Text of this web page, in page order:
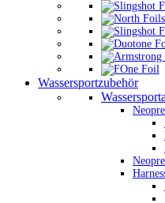
Wassersportzubehör